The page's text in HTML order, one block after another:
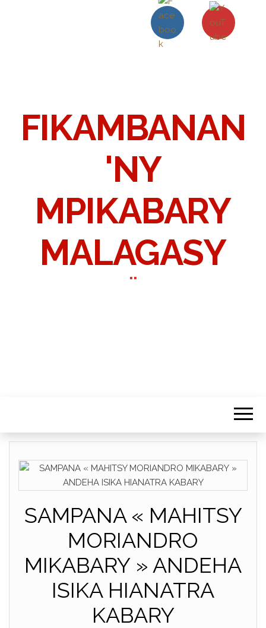
FIKAMBANAN
'NY
MPIKABARY
MALAGASY
""
SAMPANA « MAHITSY
MORIANDRO
MIKABARY » ANDEHA
ISIKA HIANATRA
KABARY